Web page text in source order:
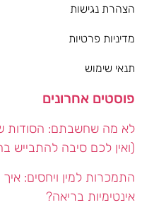
הצהרת נגישות
מדיניות פרטיות
תנאי שימוש
פוסטים אחרונים
לא מה שחשבתם: הסודות
(ואין לכם סיבה להתבייש
התמכרות למין ויחסים:
אינטימיות בריאה?